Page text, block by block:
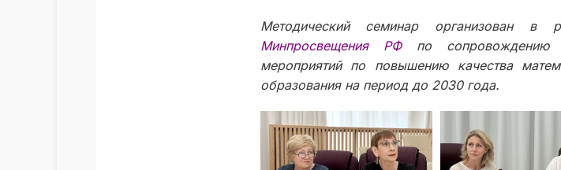
Методический семинар организован в
Минпросвещения РФпо сопровождению
мероприятий по повышению качества
образования на период до 2030 года.